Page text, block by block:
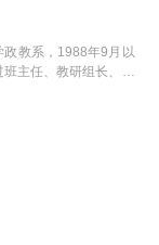
政教系，1988年9月以
主任、教研组长、学
。30多年来坚守在教
身、关...